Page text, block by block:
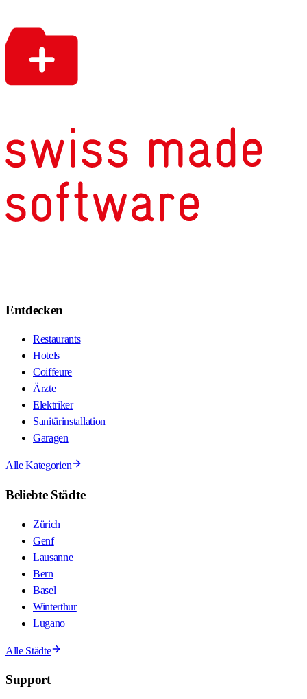
Entdecken
Restaurants
Hotels
Coiffeure
Ärzte
Elektriker
Sanitärinstallation
Garagen
Alle Kategorien
Beliebte Städte
Zürich
Genf
Lausanne
Bern
Basel
Winterthur
Lugano
Alle Städte
Support